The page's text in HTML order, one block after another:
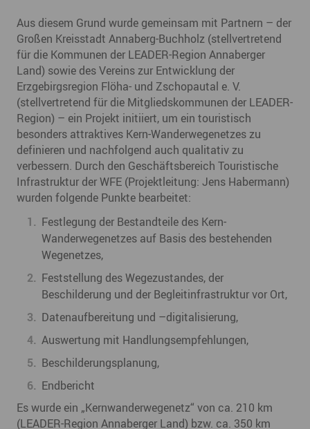
Aus diesem Grund wurde gemeinsam mit Partnern – der
Großen Kreisstadt Annaberg-Buchholz (stellvertretend
für die Kommunen der LEADER-Region Annaberger
Land) sowie des Vereins zur Entwicklung der
Erzgebirgsregion Flöha- und Zschopautal e. V.
(stellvertretend für die Mitgliedskommunen der LEADER-
Region) – ein Projekt initiiert, um ein touristisch
besonders attraktives Kern-Wanderwegenetzes zu
definieren und nachfolgend auch qualitativ zu
verbessern. Durch den Geschäftsbereich Touristische
Infrastruktur der WFE (Projektleitung: Jens Habermann)
wurden folgende Punkte bearbeitet:
Festlegung der Bestandteile des Kern-
Wanderwegenetzes auf Basis des bestehenden
Wegenetzes,
Feststellung des Wegezustandes, der
Beschilderung und der Begleitinfrastruktur vor Ort,
Datenaufbereitung und –digitalisierung,
Auswertung mit Handlungsempfehlungen,
Beschilderungsplanung,
Endbericht
Es wurde ein „Kernwanderwegenetz“ von ca. 210 km
(LEADER-Region Annaberger Land) bzw. ca. 350 km